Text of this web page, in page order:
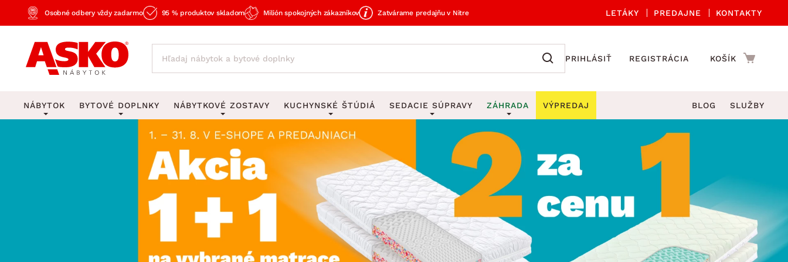
Osobné odbery vždy zadarmo 95 % produktov skladom Milión spokojných zákazníkov Zatvárame predajňu v Nitre LETÁKY PREDAJNE KONTAKTY
PRIHLÁSIŤ REGISTRÁCIA KOŠÍK
NÁBYTOK BYTOVÉ DOPLNKY
OSVETLENIE
Stolové lampy a lampičky
Stropné osvetlenie
Lustre a závesné svietidlá
Stojacie lampy
Zobrazit vše
DEKORÁCIE
Obrazy
Zrkadlá
Hodiny
Vázy
Zobrazit vše
UKLADANIE A ORGANIZÁCIA
Vešiaky na kľúče
Stojany na dáždniky
Stojany na noviny
Stojany na oblečenie
Zobrazit vše
DROBNÉ BYTOVÉ DOPLNKY
Kuchynské príslušenstvo
Záhradné doplnky
NÁBYTKOVÉ ZOSTAVY
Obývacie zostavy
Spálňové zostavy
Kuchynské zostavy
Predsieňové zostavy
KUCHYNSKÉ ŠTÚDIÁ SEDACIE SÚPRAVY
Sedacie súpravy do U
Rohové sedacie súpravy
Sedacie súpravy 3-2-1
Sedacie súpravy na mieru
ZÁHRADA
Záhradné stoličky a kreslá
Záhradné stoly
Záhradné hojdačky
Záhradné lehátka
VÝPREDAJ BLOG SLUŽBY